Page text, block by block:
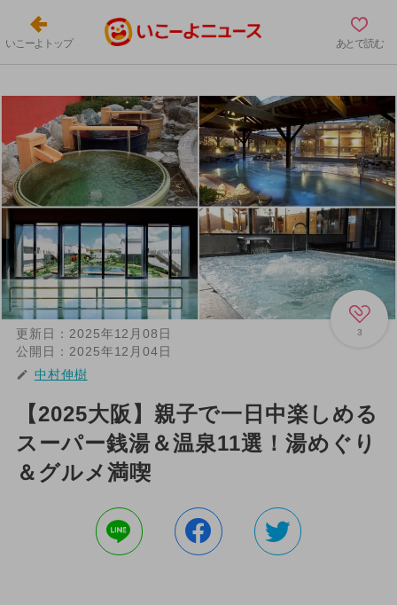
いこーよトップ あとで読む
3
更新日： 2025年12月08日
公開日： 2025年12月04日
中村伸樹
【2025大阪】親子で一日中楽しめる
スーパー銭湯＆温泉11選！湯めぐり
＆グルメ満喫